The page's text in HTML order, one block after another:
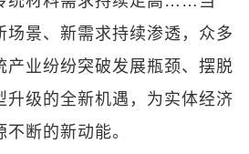
场景、新需求持续渗透，众多
产业纷纷突破发展瓶颈、摆脱
升级的全新机遇，为实体经济
断的新动能。